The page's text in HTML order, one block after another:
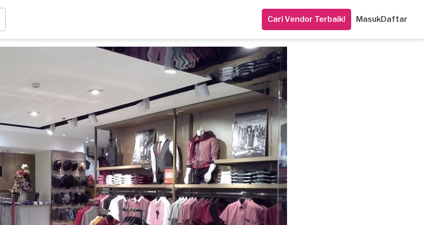
Cari Vendor Terbaik! MasukDaftar